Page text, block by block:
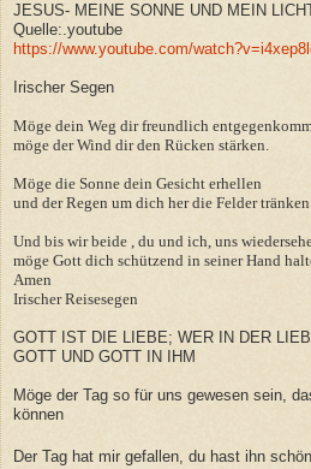
JESUS- MEINE SONNE UND MEIN
Quelle:.youtube
https://www.youtube.com/
Irischer Segen
Möge dein Weg dir freundlich
möge der Wind dir den Rücken stärken.
Möge die Sonne dein Gesicht erhellen
und der Regen um dich her die Felder
Und bis wir beide , du und ich, uns
möge Gott dich schützend in seiner Hand
Amen
Irischer Reisesegen
GOTT IST DIE LIEBE; WER IN DER
GOTT UND GOTT IN IHM
Möge der Tag so für uns gewesen sein,
können
Der Tag hat mir gefallen, du hast ihn